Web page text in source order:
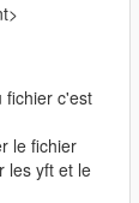
fichier c'est
le fichier
les yft et le